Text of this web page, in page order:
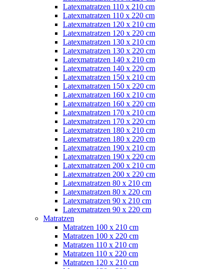
Latexmatratzen 110 x 210 cm
Latexmatratzen 110 x 220 cm
Latexmatratzen 120 x 210 cm
Latexmatratzen 120 x 220 cm
Latexmatratzen 130 x 210 cm
Latexmatratzen 130 x 220 cm
Latexmatratzen 140 x 210 cm
Latexmatratzen 140 x 220 cm
Latexmatratzen 150 x 210 cm
Latexmatratzen 150 x 220 cm
Latexmatratzen 160 x 210 cm
Latexmatratzen 160 x 220 cm
Latexmatratzen 170 x 210 cm
Latexmatratzen 170 x 220 cm
Latexmatratzen 180 x 210 cm
Latexmatratzen 180 x 220 cm
Latexmatratzen 190 x 210 cm
Latexmatratzen 190 x 220 cm
Latexmatratzen 200 x 210 cm
Latexmatratzen 200 x 220 cm
Latexmatratzen 80 x 210 cm
Latexmatratzen 80 x 220 cm
Latexmatratzen 90 x 210 cm
Latexmatratzen 90 x 220 cm
Matratzen
Matratzen 100 x 210 cm
Matratzen 100 x 220 cm
Matratzen 110 x 210 cm
Matratzen 110 x 220 cm
Matratzen 120 x 210 cm